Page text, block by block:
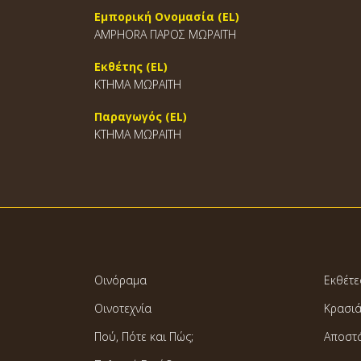
Εμπορική Ονομασία (EL)
AMPHORA ΠΑΡΟΣ ΜΩΡΑΪΤΗ
Εκθέτης (EL)
ΚΤΗΜΑ ΜΩΡΑΪΤΗ
Παραγωγός (EL)
ΚΤΗΜΑ ΜΩΡΑΪΤΗ
Οινόραμα
Οινοτεχνία
Πού, Πότε και Πώς;
Κρασιά